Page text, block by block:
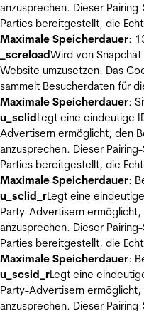
anzusprechen. Dieser
Parties bereitgestellt, die
Maximale Speicherdauer:
_screloadWird von
Website umzusetzen. Das
sammelt Besucherdaten für
Maximale Speicherdauer:
u_sclidLegt eine eindeutige
Advertisern ermöglicht, den
anzusprechen. Dieser
Parties bereitgestellt, die
Maximale Speicherdauer:
u_sclid_rLegt eine
Party-Advertisern
anzusprechen. Dieser
Parties bereitgestellt, die
Maximale Speicherdauer:
u_scsid_rLegt eine
Party-Advertisern
anzusprechen. Dieser